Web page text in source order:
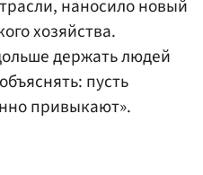
наносило новый
хозяйства.
держать людей
пусть
привыкают».